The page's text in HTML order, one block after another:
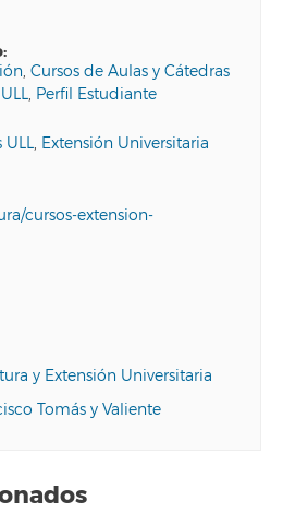
,Cursos de Aulas y Cátedras
, Perfil Estudiante
ULL, Extensión Universitaria
cursos-extension-
y Extensión Universitaria
Tomás y Valiente